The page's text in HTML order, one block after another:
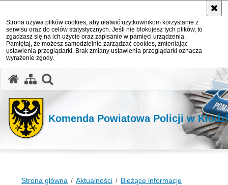
Strona używa plików cookies, aby ułatwić użytkownikom korzystanie z
serwisu oraz do celów statystycznych. Jeśli nie blokujesz tych plików, to
zgadzasz się na ich użycie oraz zapisanie w pamięci urządzenia.
Pamiętaj, że możesz samodzielnie zarządzać cookies, zmieniając
ustawienia przeglądarki. Brak zmiany ustawienia przeglądarki oznacza
wyrażenie zgody.
Komenda Powiatowa Policji w
Strona główna Aktualności Bieżące informacje